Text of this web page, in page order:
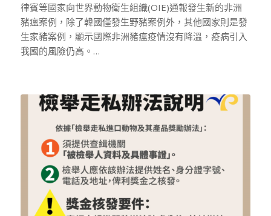
律賓等國家向世界動物衛生組織(OIE)通報發生新的非洲
豬瘟案例，除了韓國僅發生野豬案例外，其他國家則是發
生家豬案例，顯示國際非洲豬瘟疫情沒有降溫，疫病引入
我國的風險仍高。…